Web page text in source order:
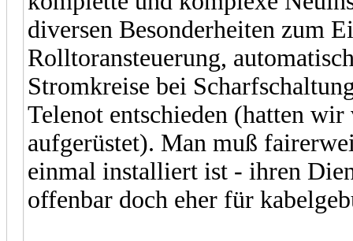
diversen Besonderheiten zum
Rolltoransteuerung,
Stromkreise bei
Telenot entschieden (hatten
aufgerüstet). Man muß
einmal installiert ist - ihren
offenbar doch eher für